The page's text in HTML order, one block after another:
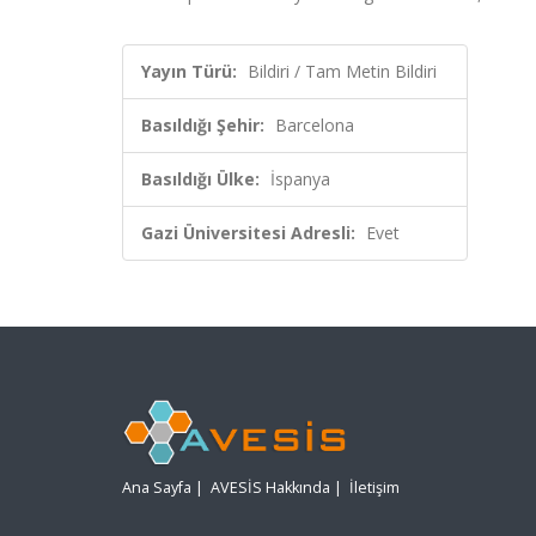
Yayın Türü: Bildiri / Tam Metin Bildiri
Basıldığı Şehir: Barcelona
Basıldığı Ülke: İspanya
Gazi Üniversitesi Adresli: Evet
Ana Sayfa | AVESİS Hakkında | İletişim